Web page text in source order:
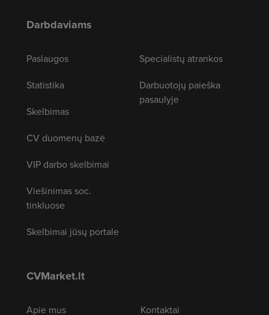
Darbdaviams
Paslaugos
Statistika
Skelbimas
CV duomenų bazė
VIP darbo skelbimai
Viešinimas soc.
tinkluose
Skelbimai jūsų portale
Specialistų atrankos
Darbuotojų paieška
pasaulyje
CVMarket.lt
Apie mus
Kontaktai